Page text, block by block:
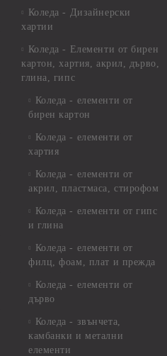
Коледа - Дизайнерски
хартии
Коледа - Eлементи от бирен
картон, хартия, акрил, дърво,
глина, гипс
Коледа - елементи от
бирен картон
Коледа - елементи от
хартия
Коледа - елементи от
акрил, пластмаса, стирофом
Коледа - елементи от гипс
и глина
Коледа - елементи от
филц, фоам, плат и прежда
Коледа - елементи от
дърво
Коледа - звънчета,
камбанки и метални
елементи